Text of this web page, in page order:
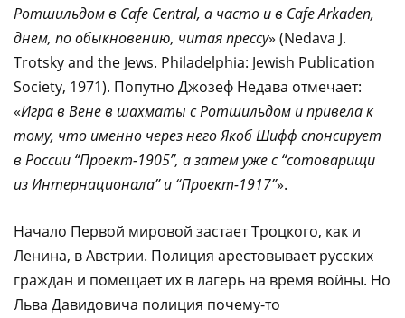
Ротшильдом в Cafe Central, а часто и в Cafe Arkaden,
днем, по обыкновению, читая прессу» (Nedava J.
Trotsky and the Jews. Philadelphia: Jewish Publication
Society, 1971). Попутно Джозеф Недава отмечает:
«Игра в Вене в шахматы с Ротшильдом и привела к
тому, что именно через него Якоб Шифф спонсирует
в России “Проект-1905”, а затем уже с “сотоварищи
из Интернационала” и “Проект-1917”».
Начало Первой мировой застает Троцкого, как и
Ленина, в Австрии. Полиция арестовывает русских
граждан и помещает их в лагерь на время войны. Но
Льва Давидовича полиция почему-то